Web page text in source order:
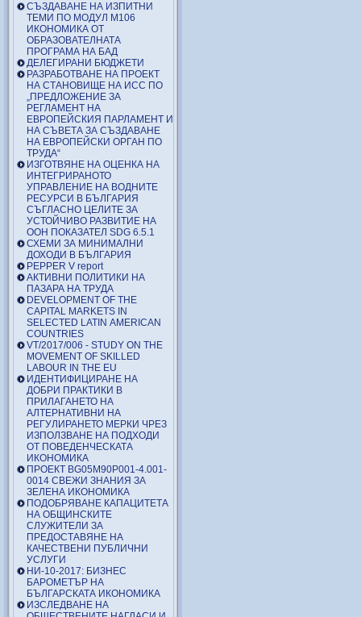
СЪЗДАВАНЕ НА ИЗПИТНИ
ТЕМИ ПО МОДУЛ М106
ИКОНОМИКА ОТ
ОБРАЗОВАТЕЛНАТА
ПРОГРАМА НА БАД
ДЕЛЕГИРАНИ БЮДЖЕТИ
РАЗРАБОТВАНЕ НА ПРОЕКТ
НА СТАНОВИЩЕ НА ИСС ПО
„ПРЕДЛОЖЕНИЕ ЗА
РЕГЛАМЕНТ НА
ЕВРОПЕЙСКИЯ ПАРЛАМЕНТ И
НА СЪВЕТА ЗА СЪЗДАВАНЕ
НА ЕВРОПЕЙСКИ ОРГАН ПО
ТРУДА“
ИЗГОТВЯНЕ НА ОЦЕНКА НА
ИНТЕГРИРАНОТО
УПРАВЛЕНИЕ НА ВОДНИТЕ
РЕСУРСИ В БЪЛГАРИЯ
СЪГЛАСНО ЦЕЛИТЕ ЗА
УСТОЙЧИВО РАЗВИТИЕ НА
ООН ПОКАЗАТЕЛ SDG 6.5.1
СХЕМИ ЗА МИНИМАЛНИ
ДОХОДИ В БЪЛГАРИЯ
PEPPER V report
АКТИВНИ ПОЛИТИКИ НА
ПАЗАРА НА ТРУДА
DEVELOPMENT OF THE
CAPITAL MARKETS IN
SELECTED LATIN AMERICAN
COUNTRIES
VT/2017/006 - STUDY ON THE
MOVEMENT OF SKILLED
LABOUR IN THE EU
ИДЕНТИФИЦИРАНЕ НА
ДОБРИ ПРАКТИКИ В
ПРИЛАГАНЕТО НА
АЛТЕРНАТИВНИ НА
РЕГУЛИРАНЕТО МЕРКИ ЧРЕЗ
ИЗПОЛЗВАНЕ НА ПОДХОДИ
ОТ ПОВЕДЕНЧЕСКАТА
ИКОНОМИКА
ПРОЕКТ BG05M90P001-4.001-
0014 СВЕЖИ ЗНАНИЯ ЗА
ЗЕЛЕНА ИКОНОМИКА
ПОДОБРЯВАНЕ КАПАЦИТЕТА
НА ОБЩИНСКИТЕ
СЛУЖИТЕЛИ ЗА
ПРЕДОСТАВЯНЕ НА
КАЧЕСТВЕНИ ПУБЛИЧНИ
УСЛУГИ
НИ-10-2017: БИЗНЕС
БАРОМЕТЪР НА
БЪЛГАРСКАТА ИКОНОМИКА
ИЗСЛЕДВАНЕ НА